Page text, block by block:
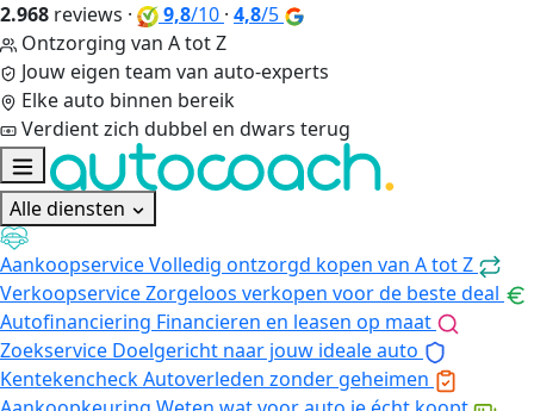
2.968 reviews · 9,8/10 · 4,8/5
Ontzorging van A tot Z
Jouw eigen team van auto-experts
Elke auto binnen bereik
Verdient zich dubbel en dwars terug
Alle diensten
AankoopserviceVolledig ontzorgd kopen van A tot Z
VerkoopserviceZorgeloos verkopen voor de beste deal
Autofinanciering Financieren en leasen op maat
Zoekservice Doelgericht naar jouw ideale auto
KentekencheckAutoverleden zonder geheimen